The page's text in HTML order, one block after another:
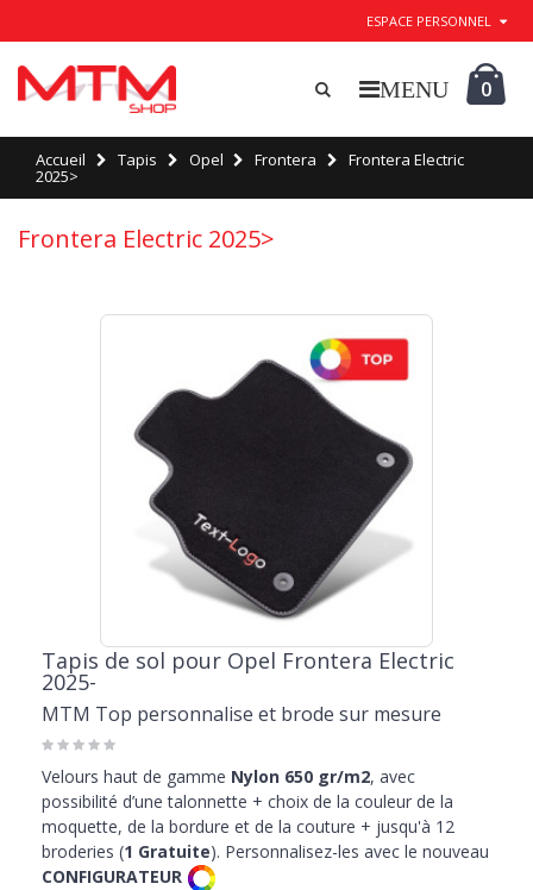
ESPACE PERSONNEL
0
Accueil Tapis Opel Frontera Frontera Electric
2025>
Frontera Electric 2025>
Tapis de sol pour Opel Frontera Electric
2025-
MTM Top personnalise et brode sur mesure
Velours haut de gamme Nylon 650 gr/m2, avec
possibilité d’une talonnette + choix de la couleur de la
moquette, de la bordure et de la couture + jusqu'à 12
broderies (1 Gratuite). Personnalisez-les avec le nouveau
CONFIGURATEUR